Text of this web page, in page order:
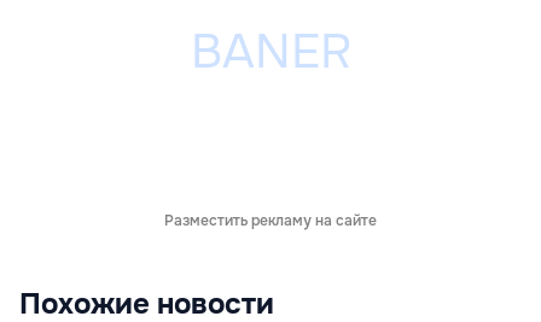
Разместить рекламу на сайте
Похожие новости